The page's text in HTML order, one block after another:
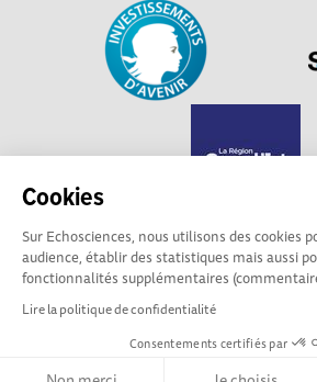
Cookies
Sur Echosciences, nous utilisons des cookies
audience, établir des statistiques mais aussi
fonctionnalités supplémentaires
Lire la politique de confidentialité
Consentements certifiés par
Echosciences Grand Est est propulsé
Communicasciences
Mentions légales|Politique de
Ligne éditoriale